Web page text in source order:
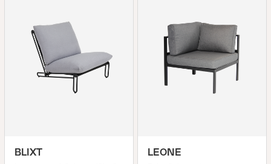
BLIXT LEONE